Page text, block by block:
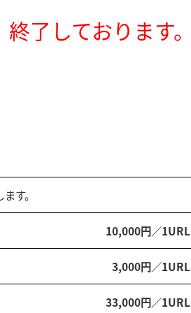
了しております。
す。
10,000円／1URL
3,000円／1URL
33,000円／1URL